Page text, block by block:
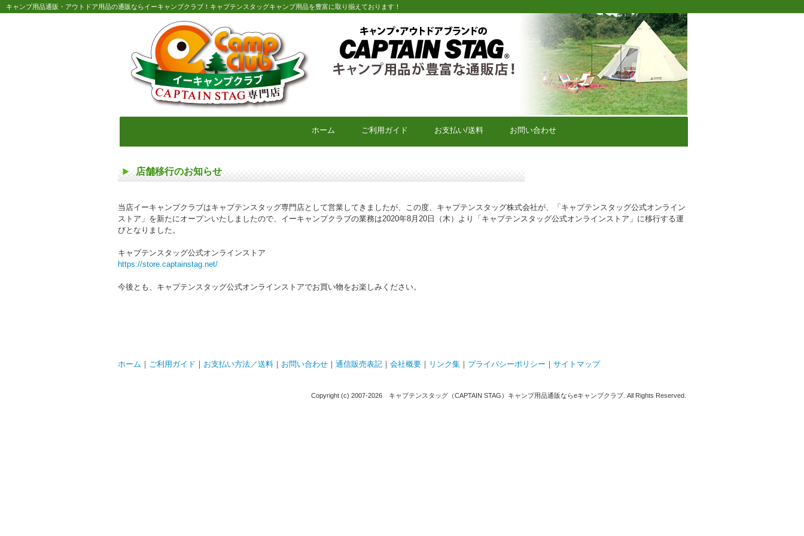
キャンプ用品通販・アウトドア用品の通販ならイーキャンプクラブ！キャプテンスタッグキャンプ用品を豊富に取り揃えております！
キャプテンスタッグキャンプ用品通販店【eキャンプクラブ】
ホーム ご利用ガイド お支払い/送料 お問い合わせ
店舗移行のお知らせ
当店イーキャンプクラブはキャプテンスタッグ専門店として営業してきましたが、この度、キャプテンスタッグ株式会社が、「キャプテンスタッグ公式オンライン
ストア」を新たにオープンいたしましたので、イーキャンプクラブの業務は2020年8月20日（木）より「キャプテンスタッグ公式オンラインストア」に移行する運
びとなりました。
キャプテンスタッグ公式オンラインストア
https://store.captainstag.net/
今後とも、キャプテンスタッグ公式オンラインストアでお買い物をお楽しみください。
ホーム ｜ ご利用ガイド ｜ お支払い方法／送料 ｜ お問い合わせ ｜ 通信販売表記 ｜ 会社概要 ｜ リンク集 ｜ プライバシーポリシー ｜ サイトマップ
Copyright (c) 2007-2026 キャプテンスタッグ（CAPTAIN STAG）キャンプ用品通販ならeキャンプクラブ. All Rights Reserved.